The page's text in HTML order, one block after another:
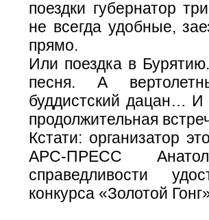
поездки губернатор
не всегда удобные,
прямо.
Или поездка в
песня. А
буддистский дацан…
продолжительная
Кстати: организатор
АРС-ПРЕСС
справедливости
конкурса «Золотой